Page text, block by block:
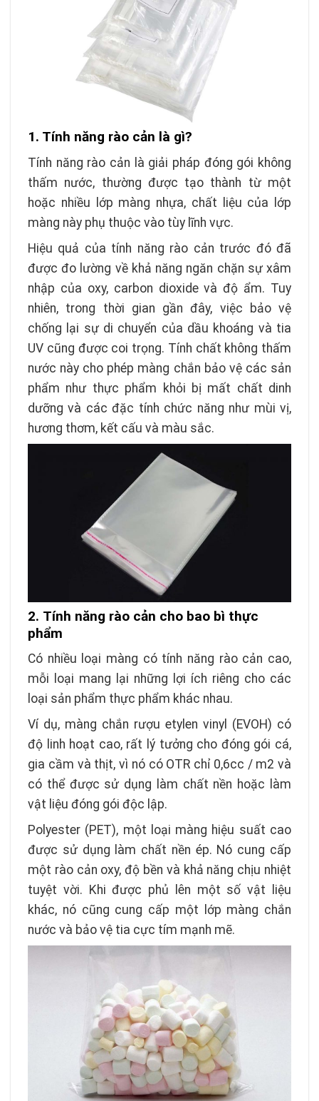
1. Tính năng rào cản là gì?
Tính năng rào cản là giải pháp đóng gói không
thấm nước, thường được tạo thành từ một
hoặc nhiều lớp màng nhựa, chất liệu của lớp
màng này phụ thuộc vào tùy lĩnh vực.
Hiệu quả của tính năng rào cản trước đó đã
được đo lường về khả năng ngăn chặn sự xâm
nhập của oxy, carbon dioxide và độ ẩm. Tuy
nhiên, trong thời gian gần đây, việc bảo vệ
chống lại sự di chuyển của dầu khoáng và tia
UV cũng được coi trọng. Tính chất không thấm
nước này cho phép màng chắn bảo vệ các sản
phẩm như thực phẩm khỏi bị mất chất dinh
dưỡng và các đặc tính chức năng như mùi vị,
hương thơm, kết cấu và màu sắc.
2. Tính năng rào cản cho bao bì thực
phẩm
Có nhiều loại màng có tính năng rào cản cao,
mỗi loại mang lại những lợi ích riêng cho các
loại sản phẩm thực phẩm khác nhau.
Ví dụ, màng chắn rượu etylen vinyl (EVOH) có
độ linh hoạt cao, rất lý tưởng cho đóng gói cá,
gia cầm và thịt, vì nó có OTR chỉ 0,6cc / m2 và
có thể được sử dụng làm chất nền hoặc làm
vật liệu đóng gói độc lập.
Polyester (PET), một loại màng hiệu suất cao
được sử dụng làm chất nền ép. Nó cung cấp
một rào cản oxy, độ bền và khả năng chịu nhiệt
tuyệt vời. Khi được phủ lên một số vật liệu
khác, nó cũng cung cấp một lớp màng chắn
nước và bảo vệ tia cực tím mạnh mẽ.